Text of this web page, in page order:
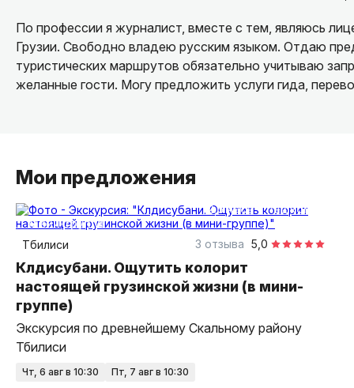
По профессии я журналист, вместе с тем, являюсь
Грузии. Свободно владею русским языком. Отдаю
туристических маршрутов обязательно учитываю
желанные гости. Могу предложить услуги гида,
Мои предложения
2,5 часа
пешком
Мини-группа
Тбилиси
5,0
3 отзыва
Клдисубани. Ощутить колорит
настоящей грузинской жизни (в мини-
группе)
Экскурсия по древнейшему Скальному району
Тбилиси
чт, 6 авг в 10:30 пт, 7 авг в 10:30